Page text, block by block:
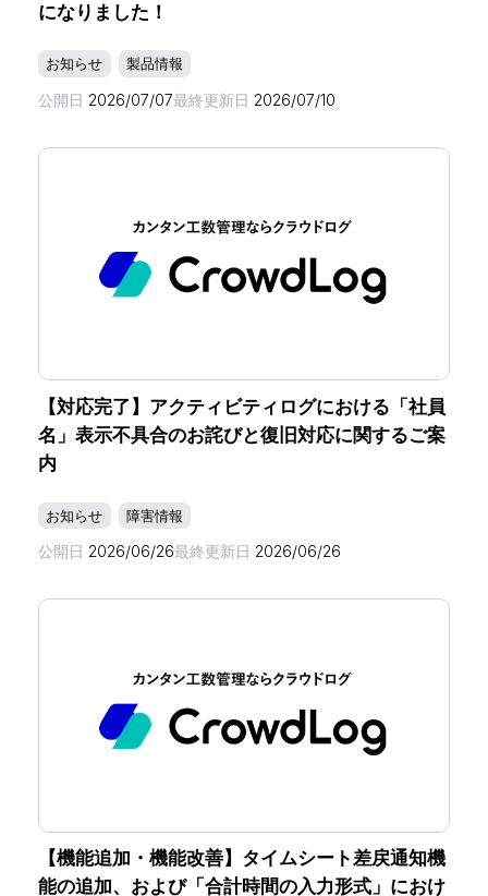
になりました！
お知らせ 製品情報
公開日 2026/07/07最終更新日 2026/07/10
【対応完了】アクティビティログにおける「社員
名」表示不具合のお詫びと復旧対応に関するご案
内
お知らせ 障害情報
公開日 2026/06/26最終更新日 2026/06/26
【機能追加・機能改善】タイムシート差戻通知機
能の追加、および「合計時間の入力形式」におけ